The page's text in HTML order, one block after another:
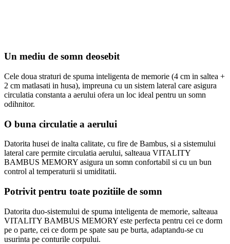
Un mediu de somn deosebit
Cele doua straturi de spuma inteligenta de memorie (4 cm in saltea +
2 cm matlasati in husa), impreuna cu un sistem lateral care asigura
circulatia constanta a aerului ofera un loc ideal pentru un somn
odihnitor.
O buna circulatie a aerului
Datorita husei de inalta calitate, cu fire de Bambus, si a sistemului
lateral care permite circulatia aerului, salteaua VITALITY
BAMBUS MEMORY asigura un somn confortabil si cu un bun
control al temperaturii si umiditatii.
Potrivit pentru toate pozitiile de somn
Datorita duo-sistemului de spuma inteligenta de memorie, salteaua
VITALITY BAMBUS MEMORY este perfecta pentru cei ce dorm
pe o parte, cei ce dorm pe spate sau pe burta, adaptandu-se cu
usurinta pe conturile corpului.